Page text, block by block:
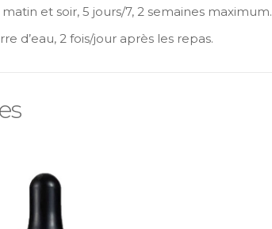
et soir, 5 jours/7, 2 semaines maximum.
d’eau, 2 fois/jour après les repas.